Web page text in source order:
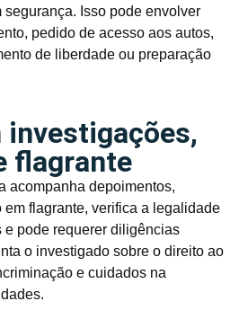
segurança. Isso pode envolver
pedido de acesso aos autos,
de liberdade ou preparação
investigações,
flagrante
acompanha depoimentos,
flagrante, verifica a legalidade
e pode requerer diligências
o investigado sobre o direito ao
e cuidados na